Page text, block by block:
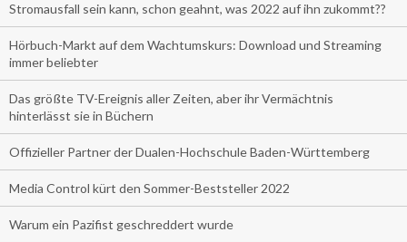
Stromausfall sein kann, schon geahnt, was 2022 auf ihn zukommt??
Hörbuch-Markt auf dem Wachtumskurs: Download und Streaming
immer beliebter
Das größte TV-Ereignis aller Zeiten, aber ihr Vermächtnis
hinterlässt sie in Büchern
Offizieller Partner der Dualen-Hochschule Baden-Württemberg
Media Control kürt den Sommer-Beststeller 2022
Warum ein Pazifist geschreddert wurde